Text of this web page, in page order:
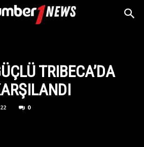
TRIBECA’DA
22 0